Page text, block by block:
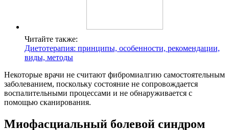
Читайте также:
Диетотерапия: принципы, особенности, рекомендации,
виды, методы
Некоторые врачи не считают фибромиалгию самостоятельным
заболеванием, поскольку состояние не сопровождается
воспалительными процессами и не обнаруживается с
помощью сканирования.
Миофасциальный болевой синдром